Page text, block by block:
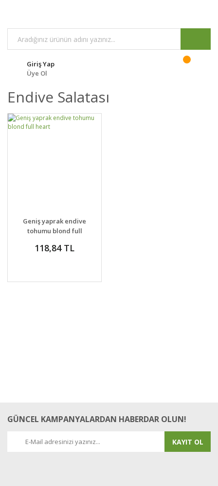
Giriş Yap
Üye Ol
Endive Salatası
DETAYLAR SEPETE EKLE
Geniş yaprak endive
tohumu blond full
118,84 TL
GÜNCEL KAMPANYALARDAN HABERDAR OLUN!
KAYIT OL